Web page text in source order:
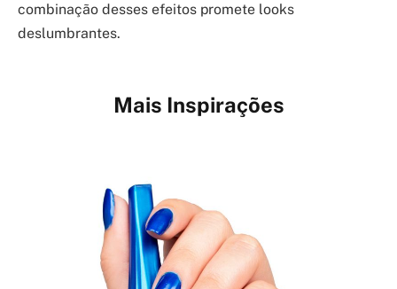
combinação desses efeitos promete looks
deslumbrantes.
Mais Inspirações